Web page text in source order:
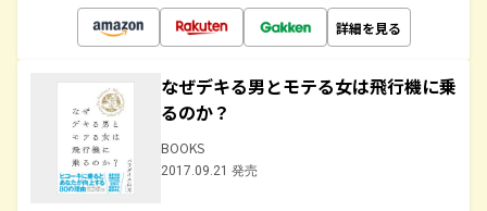
詳細を見る
なぜデキる男とモテる女は飛行機に乗
るのか？
BOOKS
2017.09.21 発売